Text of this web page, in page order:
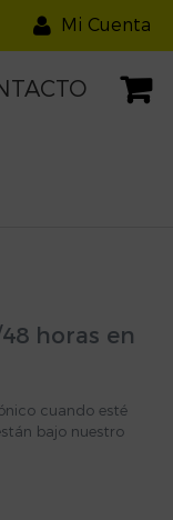
Mi Cuenta
horas en
cuando esté
bajo nuestro